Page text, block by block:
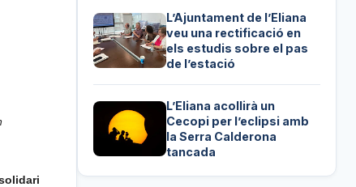
L’Ajuntament de l’Eliana
veu una rectificació en
els estudis sobre el pas
de l’estació
L’Eliana acollirà un
Cecopi per l’eclipsi amb
la Serra Calderona
tancada